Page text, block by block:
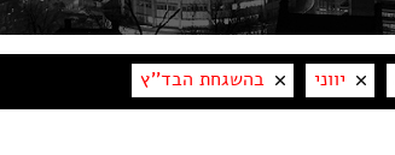
יווני בהשגחת הבד''ץ